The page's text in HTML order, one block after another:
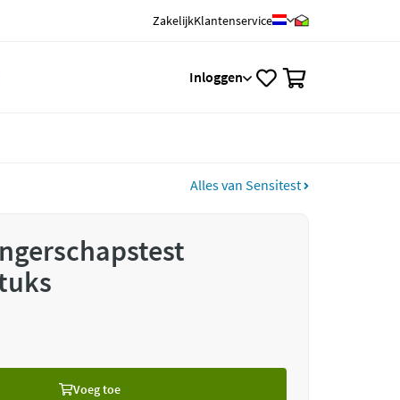
ZakelijkKlantenservice
Inloggen
Alles van Sensitest
Voeg toe